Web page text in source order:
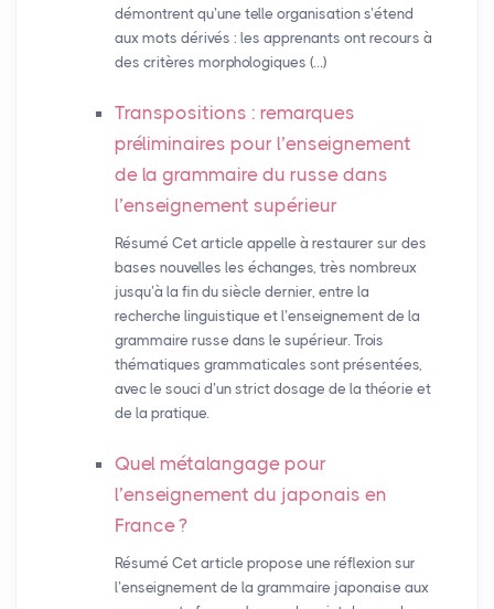
démontrent qu’une telle organisation s’étend
aux mots dérivés : les apprenants ont recours à
des critères morphologiques (…)
Transpositions : remarques
préliminaires pour l’enseignement
de la grammaire du russe dans
l’enseignement supérieur
Résumé Cet article appelle à restaurer sur des
bases nouvelles les échanges, très nombreux
jusqu’à la fin du siècle dernier, entre la
recherche linguistique et l’enseignement de la
grammaire russe dans le supérieur. Trois
thématiques grammaticales sont présentées,
avec le souci d’un strict dosage de la théorie et
de la pratique.
Quel métalangage pour
l’enseignement du japonais en
France?
Résumé Cet article propose une réflexion sur
l’enseignement de la grammaire japonaise aux